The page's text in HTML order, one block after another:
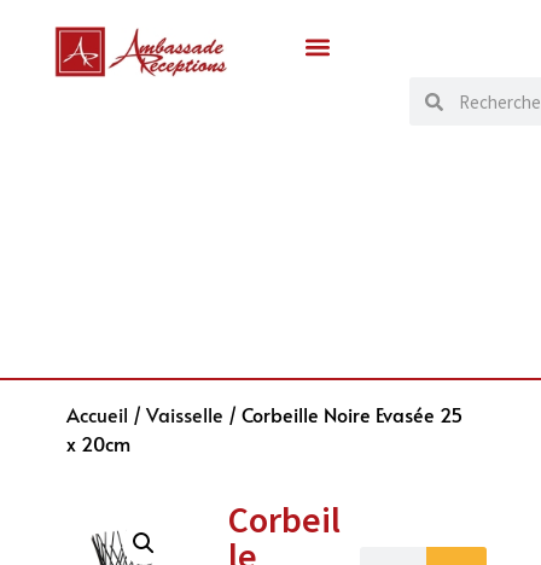
Accueil / Vaisselle / Corbeille Noire Evasée 25
x 20cm
Corbeil
le